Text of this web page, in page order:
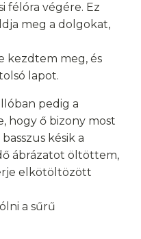
félóra végére. Ez
meg a dolgokat,
kezdtem meg, és
lapot.
pedig a
hogy ő bizony most
késik a
ábrázatot öltöttem,
elkötöltözött
a sűrű